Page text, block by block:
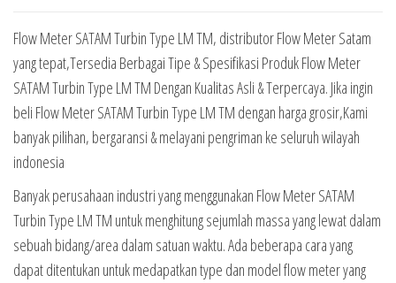
Flow Meter SATAM Turbin Type LM TM, distributor Flow Meter Satam
yang tepat,Tersedia Berbagai Tipe & Spesifikasi Produk Flow Meter
SATAM Turbin Type LM TM Dengan Kualitas Asli & Terpercaya. Jika ingin
beli Flow Meter SATAM Turbin Type LM TM dengan harga grosir,Kami
banyak pilihan, bergaransi & melayani pengriman ke seluruh wilayah
indonesia
Banyak perusahaan industri yang menggunakan Flow Meter SATAM
Turbin Type LM TM untuk menghitung sejumlah massa yang lewat dalam
sebuah bidang/area dalam satuan waktu. Ada beberapa cara yang
dapat ditentukan untuk medapatkan type dan model flow meter yang